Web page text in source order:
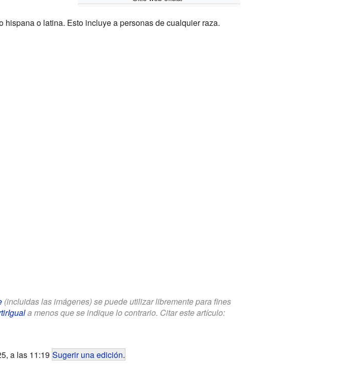
o latina. Esto incluye a personas de cualquier raza.
(incluidas las imágenes) se puede utilizar libremente para fines
a menos que se indique lo contrario. Citar este artículo:
a las 11:19 Sugerir una edición.